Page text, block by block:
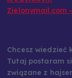
Zielonymail.com
Chcesz wiedzieć
Tutaj postaram
związane z